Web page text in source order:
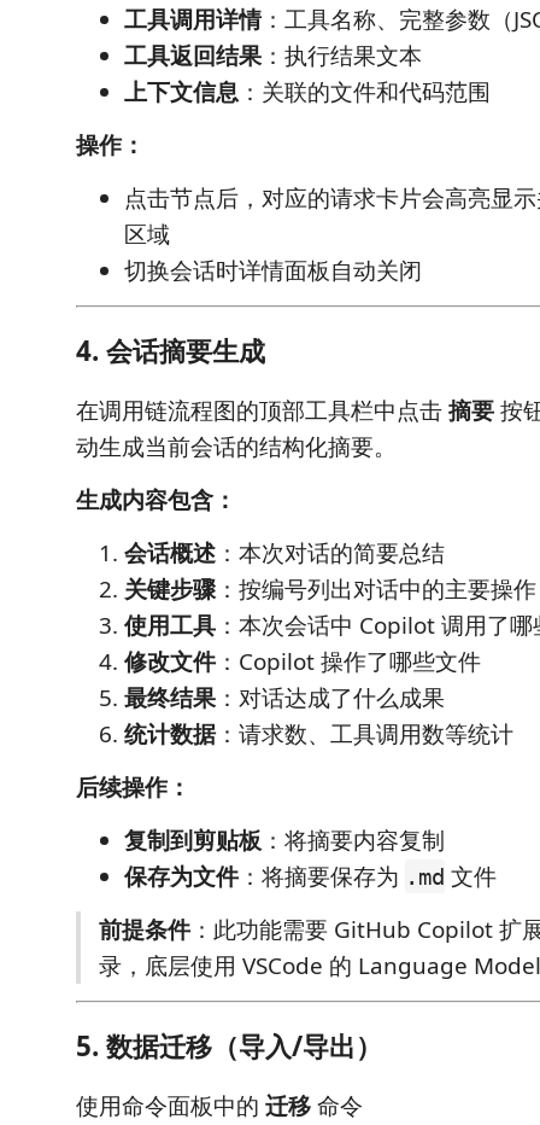
工具调用详情：工具名称、完整参数（
工具返回结果：执行结果文本
上下文信息 ：关联的文件和代码范围
操作：
点击节点后，对应的请求卡片会高亮显
区域
切换会话时详情面板自动关闭
4. 会话摘要生成
在调用链流程图的顶部工具栏中点击摘要按
动生成当前会话的结构化摘要。
生成内容包含：
会话概述 ：本次对话的简要总结
关键步骤：按编号列出对话中的主要操作
使用工具 ：本次会话中 Copilot 调用了
修改文件 ：Copilot 操作了哪些文件
最终结果：对话达成了什么成果
统计数据：请求数、工具调用数等统计
后续操作：
复制到剪贴板 ：将摘要内容复制
保存为文件 ：将摘要保存为 .md 文件
前提条件 ：此功能需要 GitHub Copilot 扩
录，底层使用 VSCode 的 Language
5. 数据迁移（导入/导出）
使用命令面板中的 迁移命令